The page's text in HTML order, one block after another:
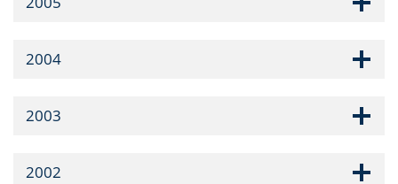
2004
2003
2002